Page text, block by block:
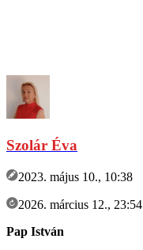
Szolár Éva
2023. május 10., 10:38
2026. március 12., 23:54
Pap István